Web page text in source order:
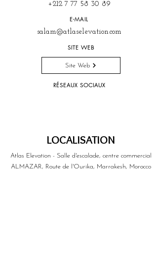
+212 7 77 58 30 89
E-MAIL
salam@atlaselevation.com
SITE WEB
Site Web
RÉSEAUX SOCIAUX
LOCALISATION
Atlas Elevation - Salle d'escalade, centre commercial
ALMAZAR, Route de l'Ourika, Marrakesh, Morocco